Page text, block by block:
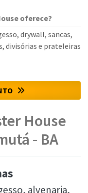
oferece?
drywall, sancas,
divisórias e prateleiras
House
- BA
alvenaria,